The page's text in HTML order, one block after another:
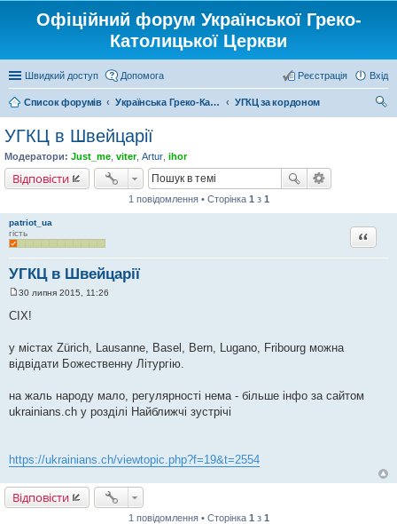
Офіційний форум Української Греко-
Католицької Церкви
Швидкий доступ Допомога Вхід
Реєстрація
Список форумів Українська Греко-Католицька Церква
УГКЦ за кордоном
УГКЦ в Швейцарії
Модератори: Just_me viter, Artur ihor
Відповісти
1 повідомлення • Сторінка 1 з 1
patriot_ua
гість
УГКЦ в Швейцарії
Цитата
о
в
о
м
н
я
30 липня 2015, 11:26
СІХ!
у містах Zürich, Lausanne, Basel, Bern, Lugano, Fribourg можна
відвідати Божественну Літургію.
на жаль народу мало, регулярності нема - більше інфо за сайтом
ukrainians.ch у розділі Найближчі зустрічі
https://ukrainians.ch/viewtopic.php?f=19&t=2554
Відповісти
1 повідомлення • Сторінка 1 з 1